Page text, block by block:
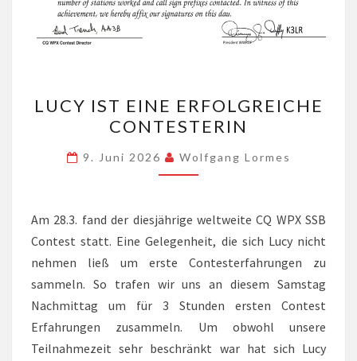
IST
EINE
ERFOLGREICHE
CONTESTERIN
LUCY IST EINE ERFOLGREICHE
CONTESTERIN
9. Juni 2026 Wolfgang Lormes
Am 28.3. fand der diesjährige weltweite CQ WPX SSB
Contest statt. Eine Gelegenheit, die sich Lucy nicht
nehmen ließ um erste Contesterfahrungen zu
sammeln. So trafen wir uns an diesem Samstag
Nachmittag um für 3 Stunden ersten Contest
Erfahrungen zusammeln. Um obwohl unsere
Teilnahmezeit sehr beschränkt war hat sich Lucy